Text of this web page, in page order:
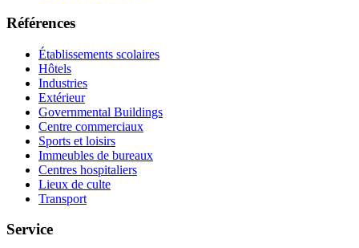
Références
Établissements scolaires
Hôtels
Industries
Extérieur
Governmental Buildings
Centre commerciaux
Sports et loisirs
Immeubles de bureaux
Centres hospitaliers
Lieux de culte
Transport
Service